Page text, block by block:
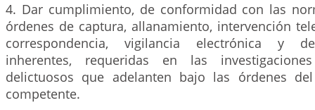
4. Dar cumplimiento, de conformidad con las
órdenes de captura, allanamiento, intervención
correspondencia, vigilancia electrónica y
inherentes, requeridas en las
delictuosos que adelanten bajo las órdenes
competente.